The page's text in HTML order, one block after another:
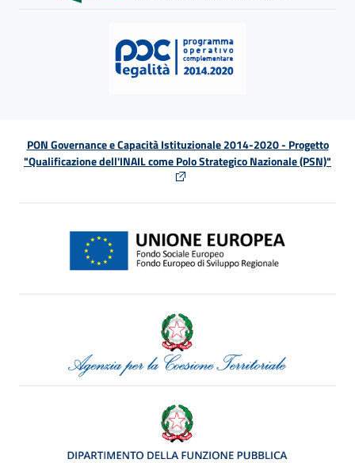
PON Governance e Capacità Istituzionale 2014-2020 - Progetto
"Qualificazione dell'INAIL come Polo Strategico Nazionale (PSN)"